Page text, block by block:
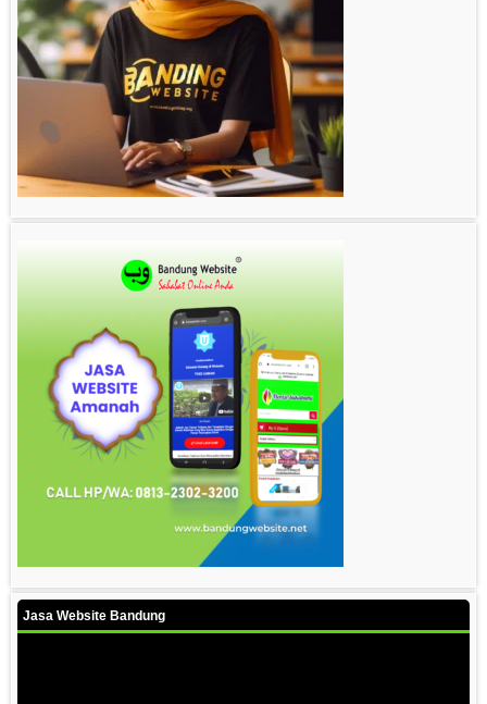
Jasa Website Bandung